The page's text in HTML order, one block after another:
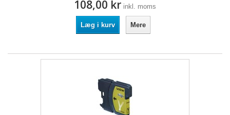
108,00 kr inkl. moms
Læg i kurv Mere